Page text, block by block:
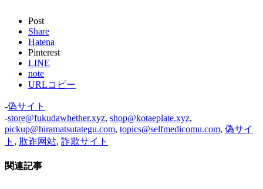
Post
Share
Hatena
Pinterest
LINE
note
URLコピー
-偽サイト
-store@fukudawhether.xyz, shop@kotaeplate.xyz,
pickup@hiramatsutategu.com, topics@selfmedicomu.com, 偽サイ
ト , 欺诈网站, 詐欺サイト
関連記事